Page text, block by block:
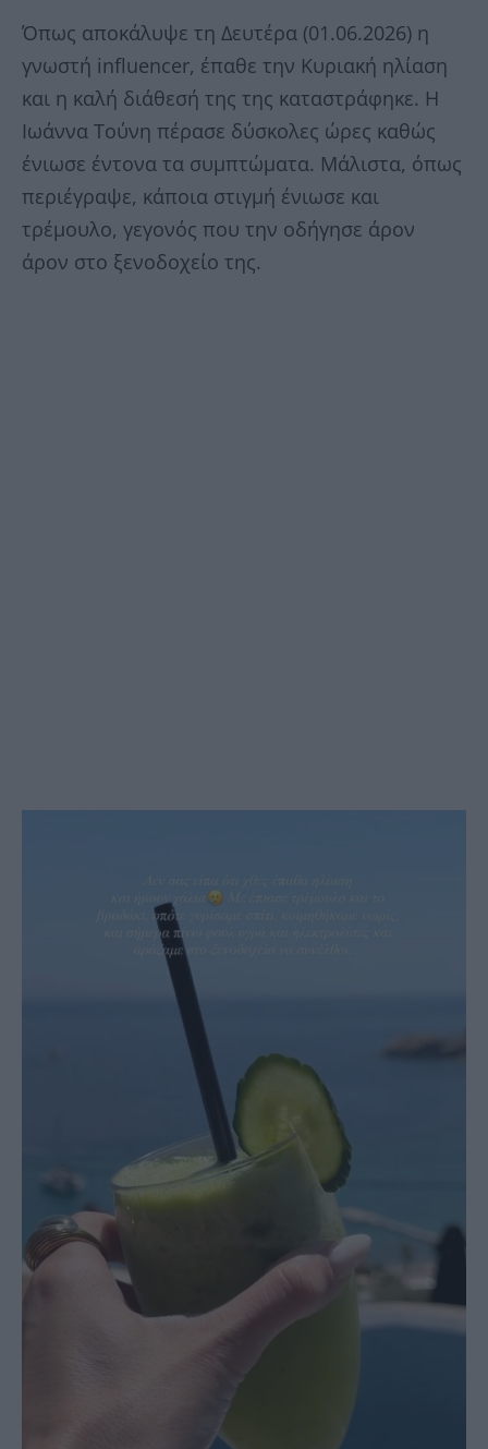
Όπως αποκάλυψε τη Δευτέρα (01.06.2026) η
γνωστή influencer, έπαθε την Κυριακή ηλίαση
και η καλή διάθεσή της της καταστράφηκε. Η
Ιωάννα Τούνη πέρασε δύσκολες ώρες καθώς
ένιωσε έντονα τα συμπτώματα. Μάλιστα, όπως
περιέγραψε, κάποια στιγμή ένιωσε και
τρέμουλο, γεγονός που την οδήγησε άρον
άρον στο ξενοδοχείο της.